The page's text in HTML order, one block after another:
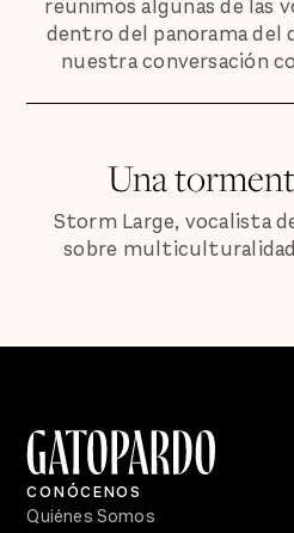
reunimos algunas de las
dentro del panorama del
nuestra conversación
Una
Storm Large, vocalista
sobre
CONÓCENOS
Quiénes Somos